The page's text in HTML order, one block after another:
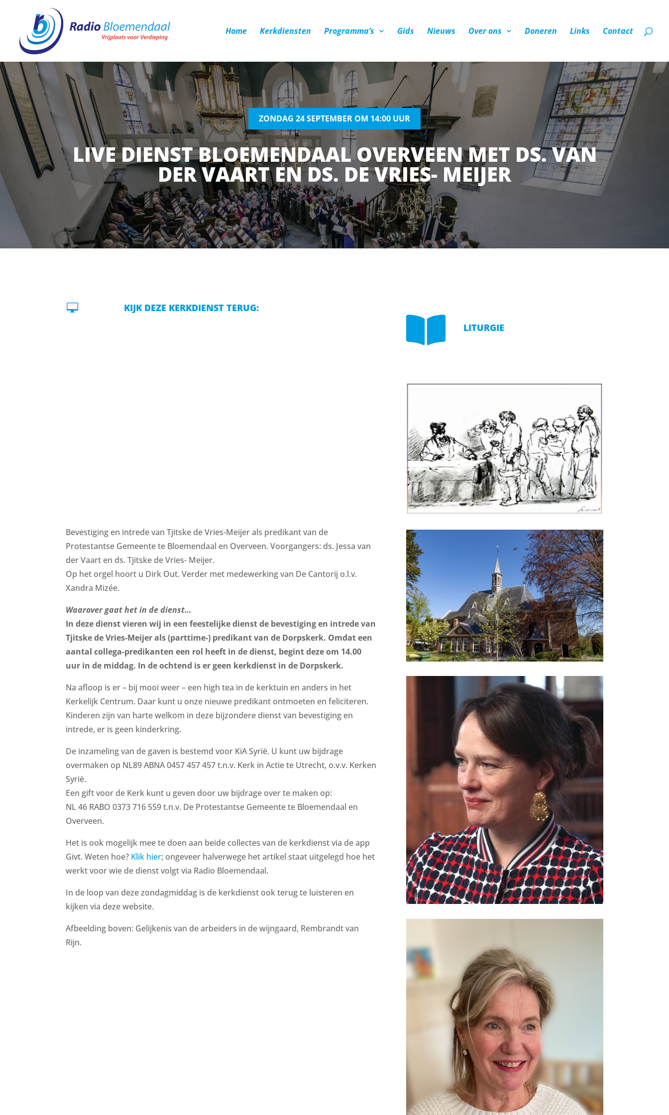
Home Kerkdiensten Programma’s Gids Nieuws Over ons Doneren Links Contact
ZONDAG 24 SEPTEMBER OM 14:00 UUR
LIVE DIENST BLOEMENDAAL OVERVEEN MET DS. VAN
DER VAART EN DS. DE VRIES- MEIJER​
 KIJK DEZE KERKDIENST TERUG:
​Bevestiging en intrede van Tjitske de Vries-Meijer als predikant van de
Protestantse Gemeente te Bloemendaal en Overveen. Voorgangers: ds. Jessa van
der Vaart en ds. Tjitske de Vries- Meijer.
Op het orgel hoort u Dirk Out. Verder met medewerking van De Cantorij o.l.v.
Xandra Mizée.
Waarover gaat het in de dienst…
In deze dienst vieren wij in een feestelijke dienst de bevestiging en intrede van
Tjitske de Vries-Meijer als (parttime-) predikant van de Dorpskerk. Omdat een
aantal collega-predikanten een rol heeft in de dienst, begint deze om 14.00
uur in de middag. In de ochtend is er geen kerkdienst in de Dorpskerk.
Na afloop is er – bij mooi weer – een high tea in de kerktuin en anders in het
Kerkelijk Centrum. Daar kunt u onze nieuwe predikant ontmoeten en feliciteren.
Kinderen zijn van harte welkom in deze bijzondere dienst van bevestiging en
intrede, er is geen kinderkring.
De inzameling van de gaven is bestemd voor KiA Syrië. U kunt uw bijdrage
overmaken op NL89 ABNA 0457 457 457 t.n.v. Kerk in Actie te Utrecht, o.v.v. Kerken
Syrië.
Een gift voor de Kerk kunt u geven door uw bijdrage over te maken op:
NL 46 RABO 0373 716 559 t.n.v. De Protestantse Gemeente te Bloemendaal en
Overveen.
Het is ook mogelijk mee te doen aan beide collectes van de kerkdienst via de app
Givt. Weten hoe? Klik hier; ongeveer halverwege het artikel staat uitgelegd hoe het
werkt voor wie de dienst volgt via Radio Bloemendaal.
In de loop van deze zondagmiddag is de kerkdienst ook terug te luisteren en
kijken via deze website.
Afbeelding boven: Gelijkenis van de arbeiders in de wijngaard, Rembrandt van
Rijn.
 LITURGIE